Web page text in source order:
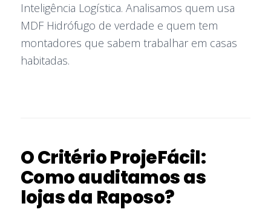
Inteligência Logística. Analisamos quem usa
MDF Hidrófugo de verdade e quem tem
montadores que sabem trabalhar em casas
habitadas.
O Critério ProjeFácil:
Como auditamos as
lojas da Raposo?